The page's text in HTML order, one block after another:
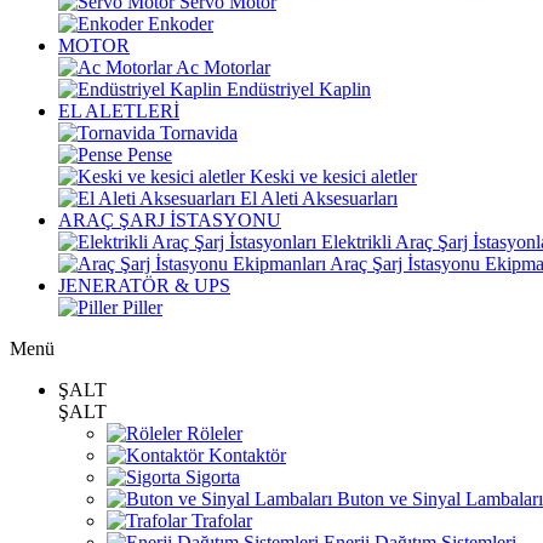
Enkoder
MOTOR
Ac Motorlar
Endüstriyel Kaplin
EL ALETLERİ
Tornavida
Pense
Keski ve kesici aletler
El Aleti Aksesuarları
ARAÇ ŞARJ İSTASYONU
Elektrikli Araç Şarj
Araç Şarj İstasyonu
JENERATÖR & UPS
Piller
Menü
ŞALT
ŞALT
Röleler
Kontaktör
Sigorta
Buton ve Sinyal Lambaları
Trafolar